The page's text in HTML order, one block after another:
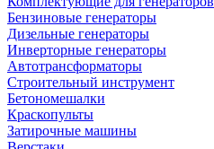
Бензиновые генераторы
Дизельные генераторы
Инверторные генераторы
Автотрансформаторы
Строительный инструмент
Бетономешалки
Краскопульты
Затирочные машины